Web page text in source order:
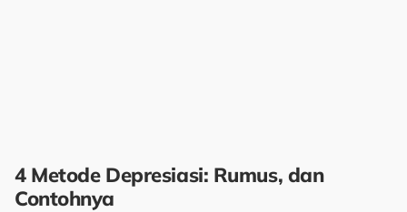
4 Metode Depresiasi: Rumus, dan
Contohnya